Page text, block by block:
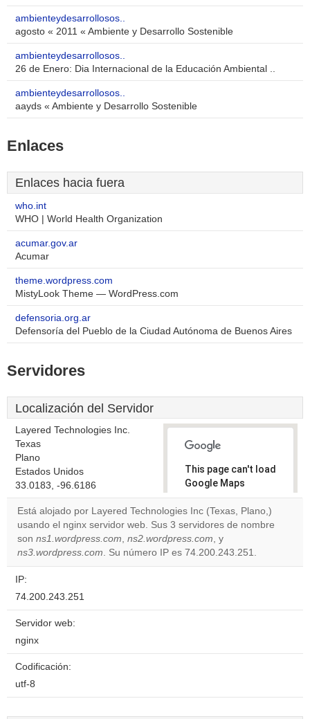
ambienteydesarrollosos..
agosto « 2011 « Ambiente y Desarrollo Sostenible
ambienteydesarrollosos..
26 de Enero: Dia Internacional de la Educación Ambiental ..
ambienteydesarrollosos..
aayds « Ambiente y Desarrollo Sostenible
Enlaces
Enlaces hacia fuera
who.int
WHO | World Health Organization
acumar.gov.ar
Acumar
theme.wordpress.com
MistyLook Theme — WordPress.com
defensoria.org.ar
Defensoría del Pueblo de la Ciudad Autónoma de Buenos Aires
Servidores
Localización del Servidor
Layered Technologies Inc.
Texas
Plano
Estados Unidos
33.0183, -96.6186
This page can't load
Google Maps
correctly.
Do you
own this
website?
Está alojado por Layered Technologies Inc (Texas, Plano,)
usando el nginx servidor web. Sus 3 servidores de nombre
son ns1.wordpress.com, ns2.wordpress.com, y
ns3.wordpress.com. Su número IP es 74.200.243.251.
IP:
74.200.243.251
Servidor web:
nginx
Codificación:
utf-8